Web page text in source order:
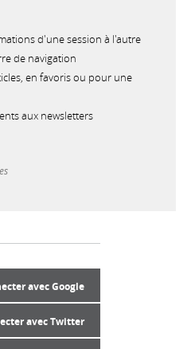
d'une session à l'autre
de navigation
en favoris ou pour une
aux newsletters
avec Google
avec Twitter